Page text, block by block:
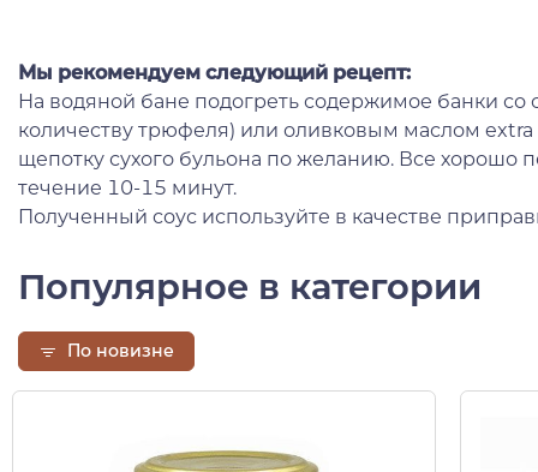
Мы рекомендуем следующий рецепт:
На водяной бане подогреть содержимое банки
количеству трюфеля) или оливковым маслом
щепотку сухого бульона по желанию. Все хорошо
течение 10-15 минут.
Полученный соус используйте в качестве
Популярное в категории
По новизне